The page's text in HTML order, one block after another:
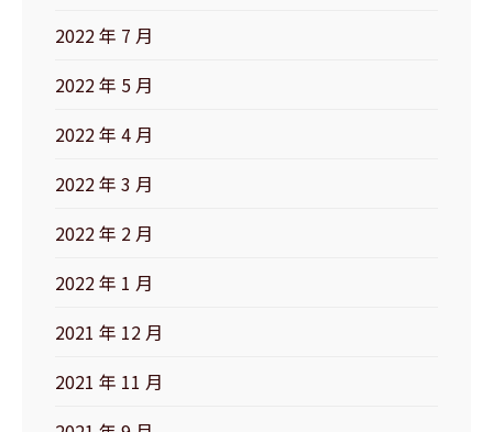
2022 年 7 月
2022 年 5 月
2022 年 4 月
2022 年 3 月
2022 年 2 月
2022 年 1 月
2021 年 12 月
2021 年 11 月